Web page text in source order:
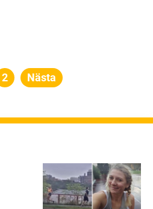
Sidnumrering
Sida
2 Nästa